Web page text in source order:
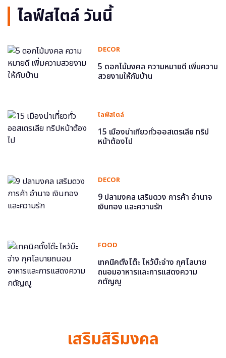
ไลฟ์สไตล์ วันนี้
DECOR
5 ดอกไม้มงคล ความหมายดี เพิ่มความ
สวยงามให้กับบ้าน
ไลฟ์สไตล์
15 เมืองน่าเที่ยวทั่วออสเตรเลีย ทริป
หน้าต้องไป
DECOR
9 ปลามงคล เสริมดวง การค้า อำนาจ
เงินทอง และความรัก
FOOD
เทคนิคตั้งโต๊ะ ไหว้บ๊ะจ่าง กุศโลบาย
ถนอมอาหารและการแสดงความ
กตัญญู
เสริมสิริมงคล